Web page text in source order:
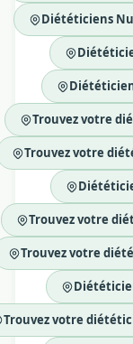
Diététiciens
Trouvez votre
Trouvez votre
Trouvez votre
Trouvez votre
Trouvez votre